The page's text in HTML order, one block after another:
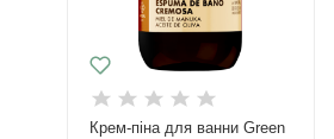
Крем-піна для ванни Green